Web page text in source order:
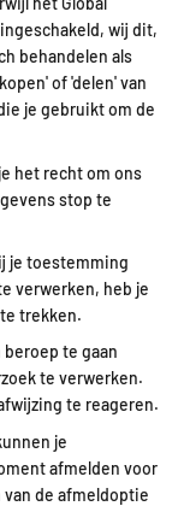
wij dit,
behandelen als
of 'delen' van
je gebruikt om de
het recht om ons
stop te
je toestemming
verwerken, heb je
trekken.
te gaan
te verwerken.
te reageren.
je
afmelden voor
de afmeldoptie